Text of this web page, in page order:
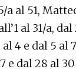
a al 51,
al 31/a,
4 e dal 5 al
e dal 28 al